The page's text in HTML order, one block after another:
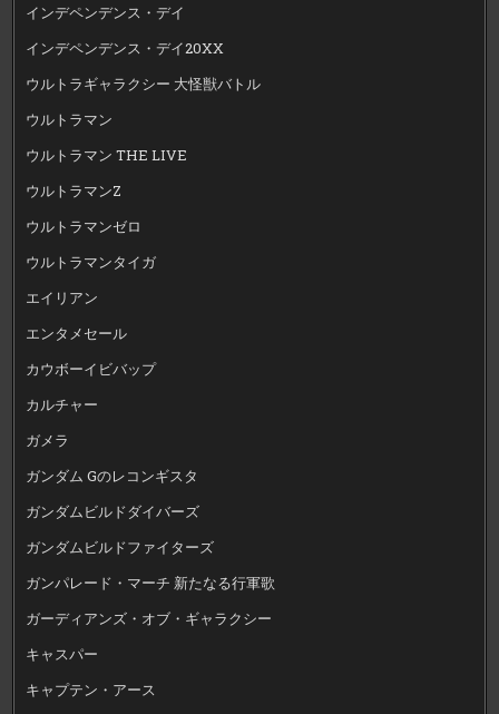
インデペンデンス・デイ
インデペンデンス・デイ20XX
ウルトラギャラクシー 大怪獣バトル
ウルトラマン
ウルトラマン THE LIVE
ウルトラマンZ
ウルトラマンゼロ
ウルトラマンタイガ
エイリアン
エンタメセール
カウボーイビバップ
カルチャー
ガメラ
ガンダム Gのレコンギスタ
ガンダムビルドダイバーズ
ガンダムビルドファイターズ
ガンパレード・マーチ 新たなる行軍歌
ガーディアンズ・オブ・ギャラクシー
キャスパー
キャプテン・アース